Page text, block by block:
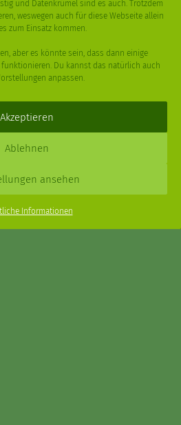
und Datenkrümel sind es auch. Trotzdem
weswegen auch für diese Webseite allein
zum Einsatz kommen.
aber es könnte sein, dass dann einige
Du kannst das natürlich auch
anpassen.
Akzeptieren
Ablehnen
ansehen
Informationen
Menu
WINTER